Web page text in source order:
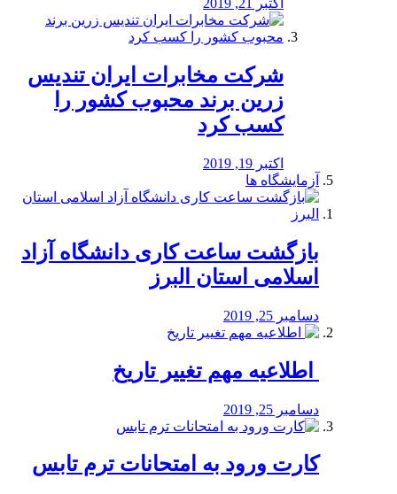
اکتبر 21, 2019
شرکت مخابرات ایران تندیس
زرین برند محبوب کشور را
کسب کرد
اکتبر 19, 2019
آزمایشگاه ها
بازگشت ساعت کاری دانشگاه آزاد
اسلامی استان البرز
دسامبر 25, 2019
️ اطلاعیه مهم تغییر تاریخ
دسامبر 25, 2019
کارت ورود به امتحانات ترم تابس